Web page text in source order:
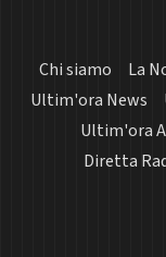
Chi siamo La
Ultim'ora News
Ultim'ora
Diretta